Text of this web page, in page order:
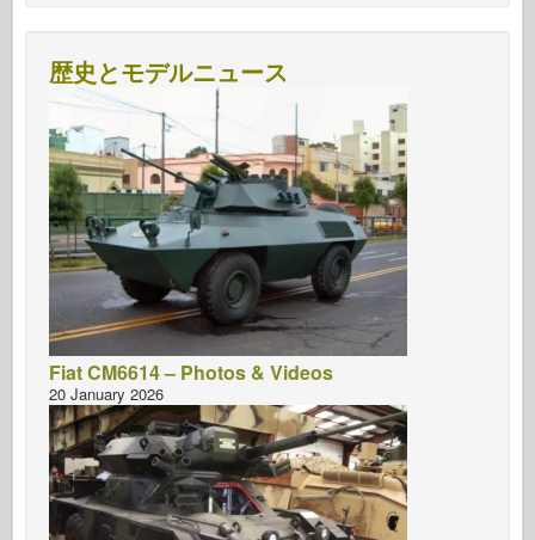
歴史とモデルニュース
Fiat CM6614 – Photos & Videos
20 January 2026